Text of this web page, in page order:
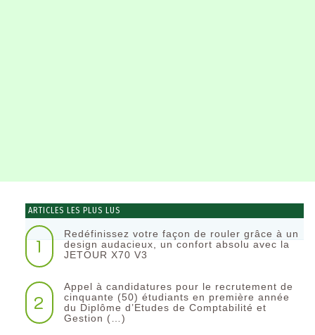
ARTICLES LES PLUS LUS
1
Redéfinissez votre façon de rouler grâce à un
design audacieux, un confort absolu avec la
JETOUR X70 V3
2
Appel à candidatures pour le recrutement de
cinquante (50) étudiants en première année
du Diplôme d’Etudes de Comptabilité et
Gestion (…)